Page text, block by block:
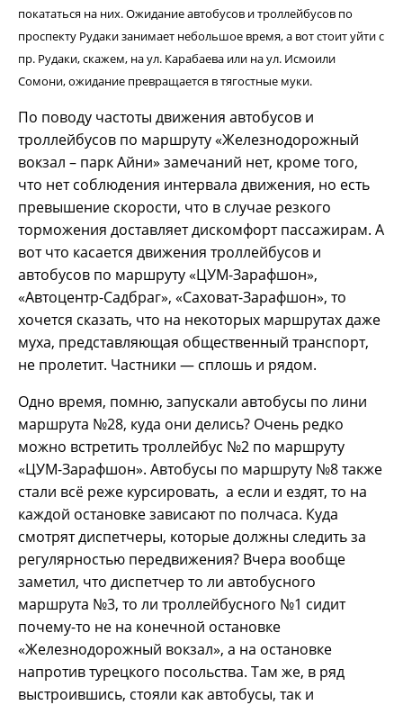
покататься на них. Ожидание автобусов и троллейбусов по
проспекту Рудаки занимает небольшое время, а вот стоит уйти с
пр. Рудаки, скажем, на ул. Карабаева или на ул. Исмоили
Сомони, ожидание превращается в тягостные муки.
По поводу частоты движения автобусов и
троллейбусов по маршруту «Железнодорожный
вокзал – парк Айни» замечаний нет, кроме того,
что нет соблюдения интервала движения, но есть
превышение скорости, что в случае резкого
торможения доставляет дискомфорт пассажирам. А
вот что касается движения троллейбусов и
автобусов по маршруту «ЦУМ-Зарафшон»,
«Автоцентр-Садбраг», «Саховат-Зарафшон», то
хочется сказать, что на некоторых маршрутах даже
муха, представляющая общественный транспорт,
не пролетит. Частники — сплошь и рядом.
Одно время, помню, запускали автобусы по лини
маршрута №28, куда они делись? Очень редко
можно встретить троллейбус №2 по маршруту
«ЦУМ-Зарафшон». Автобусы по маршруту №8 также
стали всё реже курсировать, а если и ездят, то на
каждой остановке зависают по полчаса. Куда
смотрят диспетчеры, которые должны следить за
регулярностью передвижения? Вчера вообще
заметил, что диспетчер то ли автобусного
маршрута №3, то ли троллейбусного №1 сидит
почему-то не на конечной остановке
«Железнодорожный вокзал», а на остановке
напротив турецкого посольства. Там же, в ряд
выстроившись, стояли как автобусы, так и